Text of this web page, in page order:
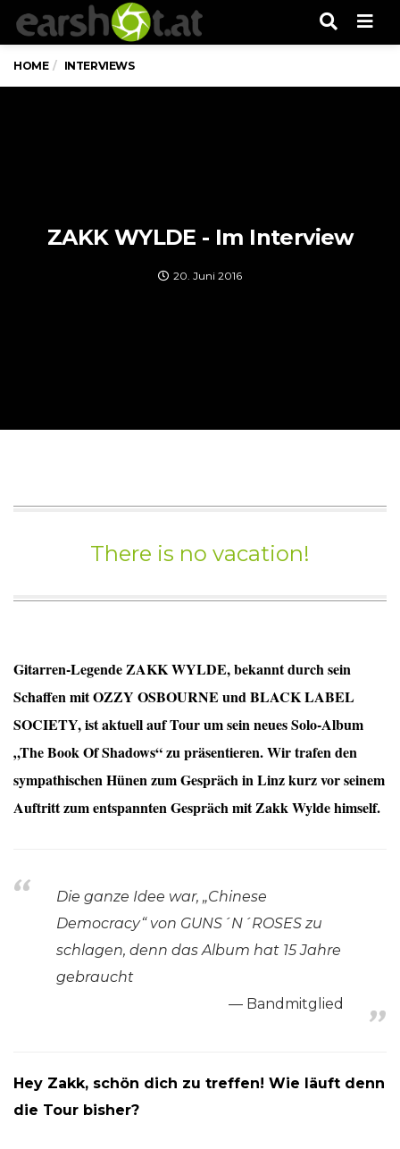
HOME INTERVIEWS
ZAKK WYLDE - Im Interview
20. Juni 2016
There is no vacation!
Gitarren-Legende ZAKK WYLDE, bekannt durch sein
Schaffen mit OZZY OSBOURNE und BLACK LABEL
SOCIETY, ist aktuell auf Tour um sein neues Solo-Album
„The Book Of Shadows“ zu präsentieren. Wir trafen den
sympathischen Hünen zum Gespräch in Linz kurz vor seinem
Auftritt zum entspannten Gespräch mit Zakk Wylde himself.
Die ganze Idee war, „Chinese
Democracy“ von GUNS´N´ROSES zu
schlagen, denn das Album hat 15 Jahre
gebraucht
Bandmitglied
Hey Zakk, schön dich zu treffen! Wie läuft denn
die Tour bisher?